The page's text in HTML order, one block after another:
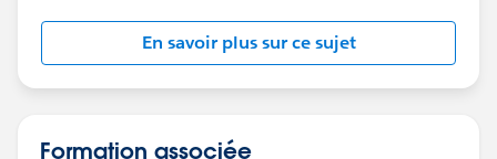
En savoir plus sur ce sujet
Formation associée